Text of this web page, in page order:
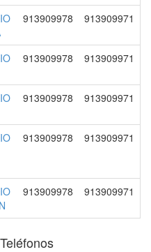
913909978 913909971
913909978 913909971
913909978 913909971
913909978 913909971
913909978 913909971